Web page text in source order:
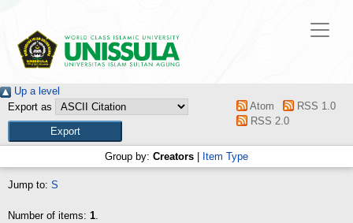
Up a level
Export as
Atom
RSS 1.0
RSS 2.0
Group by: Creators Item Type
Jump to: S
Number of items: 1.